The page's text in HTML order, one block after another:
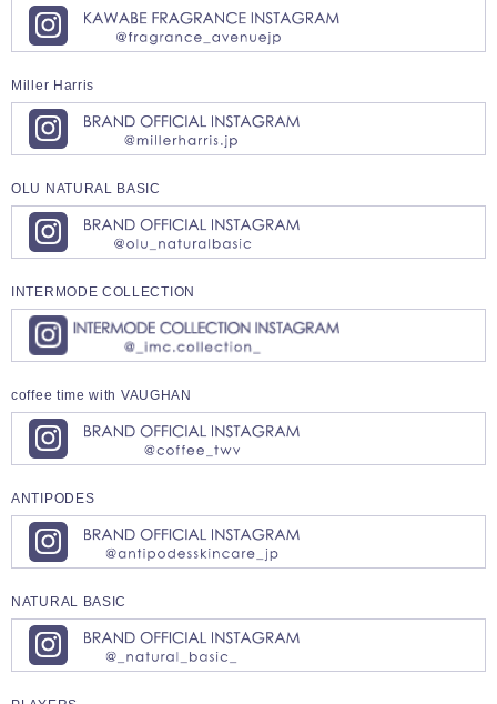
Miller Harris
OLU NATURAL BASIC
INTERMODE COLLECTION
coffee time with VAUGHAN
ANTIPODES
NATURAL BASIC